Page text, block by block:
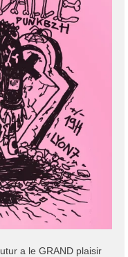
a le GRAND plaisir